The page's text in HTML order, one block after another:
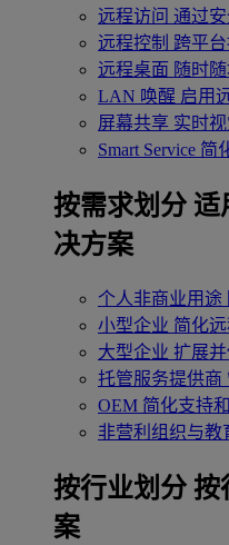
远程访问 通过
远程控制 跨平
远程桌面 随时
LAN 唤醒 启用
屏幕共享 实时
Smart Service 简
按需求划分 适
决方案
个人非商业用途
小型企业 简化
大型企业 扩展
托管服务提供商
OEM 简化支持
非营利组织与教
‌按行业划分 按
案